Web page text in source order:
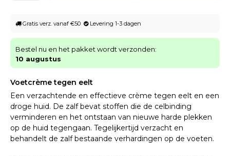
Gratis verz. vanaf €50 Levering 1-3 dagen
Bestel nu en het pakket wordt verzonden:
10 augustus
Voetcrème tegen eelt
Een verzachtende en effectieve crème tegen eelt en een
droge huid. De zalf bevat stoffen die de celbinding
verminderen en het ontstaan van nieuwe harde plekken
op de huid tegengaan. Tegelijkertijd verzacht en
behandelt de zalf bestaande verhardingen op de voeten.